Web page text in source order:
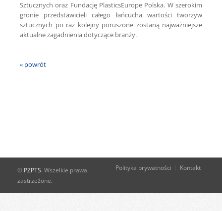
Sztucznych oraz Fundację PlasticsEurope Polska. W szerokim
gronie przedstawicieli całego łańcucha wartości tworzyw
sztucznych po raz kolejny poruszone zostaną najważniejsze
aktualne zagadnienia dotyczące branży.
« powrót
© PZPTS. Wszelkie prawa
zastrzeżone.
Polityka prywatności Kontakt